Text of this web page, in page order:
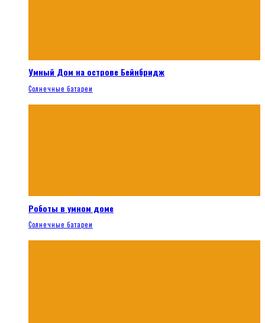
Умный Дом на острове Бейнбридж
Солнечные батареи
Роботы в умном доме
Солнечные батареи